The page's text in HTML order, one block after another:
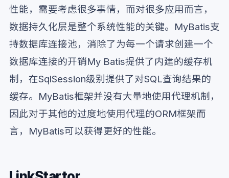
性能，需要考虑很多事情，而对很多应用而言，
数据持久化层是整个系统性能的关键。MyBatis支
持数据库连接池，消除了为每一个请求创建一个
数据库连接的开销My Batis提供了内建的缓存机
制，在SqlSession级别提供了对SQL查询结果的
缓存。MyBatis框架并没有大量地使用代理机制，
因此对于其他的过度地使用代理的ORM框架而
言，MyBatis可以获得更好的性能。